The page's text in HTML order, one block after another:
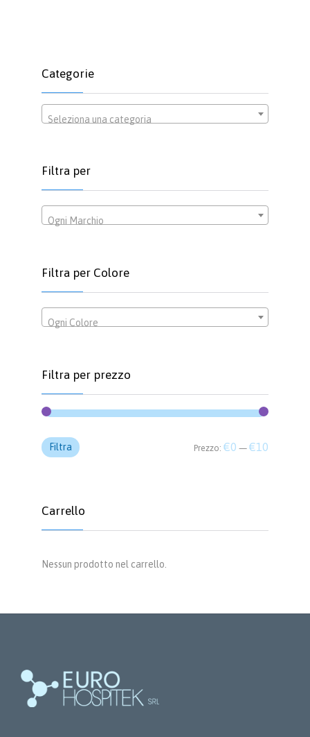
possono
essere
scelte
Categorie
Seleziona una categoria
Filtra per
Ogni Marchio
Filtra per Colore
Ogni Colore
Filtra per prezzo
Filtra Prezzo: €0 — €10
Carrello
Nessun prodotto nel carrello.